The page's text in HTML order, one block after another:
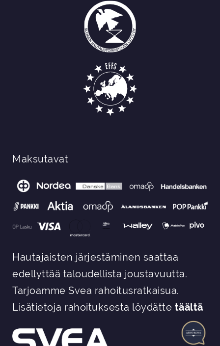
Maksutavat
Hautajaisten järjestäminen saattaa
edellyttää taloudellista joustavuutta.
Tarjoamme Svea rahoitusratkaisua.
Lisätietoja rahoituksesta löydätte täältä